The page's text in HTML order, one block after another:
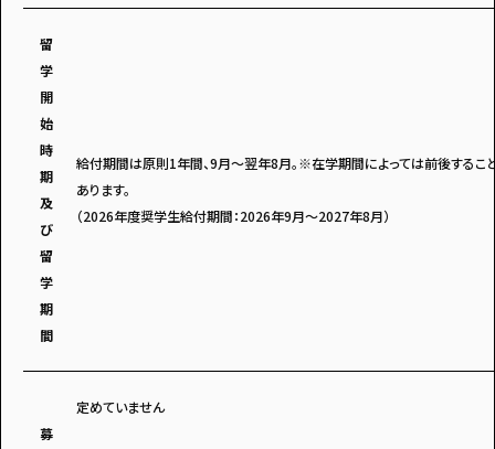
留
学
開
始
時
期
及
び
留
学
期
間
給付期間は原則1年間、9月～翌年8月。※在学期間によっては前後するこ
あります。
（2026年度奨学生給付期間：2026年9月～2027年8月）
募
定めていません